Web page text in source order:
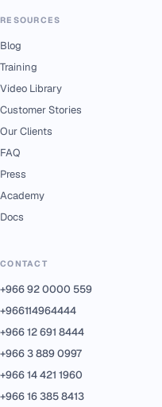
RESOURCES
Blog
Training
Video Library
Customer Stories
Our Clients
FAQ
Press
Academy
Docs
CONTACT
+966 92 0000 559
+966114964444
+966 12 691 8444
+966 3 889 0997
+966 14 421 1960
+966 16 385 8413